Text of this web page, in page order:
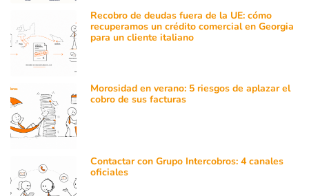
Recobro de deudas fuera de la UE: cómo
recuperamos un crédito comercial en Georgia
para un cliente italiano
Morosidad en verano: 5 riesgos de aplazar el
cobro de sus facturas
Contactar con Grupo Intercobros: 4 canales
oficiales